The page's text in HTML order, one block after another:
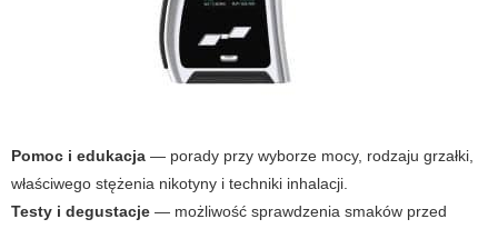
Pomoc i edukacja — porady przy wyborze mocy, rodzaju grzałki,
właściwego stężenia nikotyny i techniki inhalacji.
Testy i degustacje — możliwość sprawdzenia smaków przed